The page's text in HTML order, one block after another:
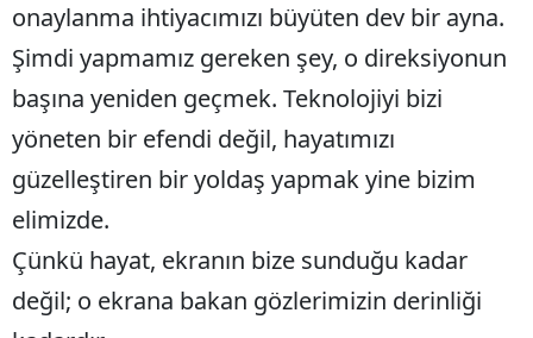
Aksaray
Bayburt
Karaman
Batman
onaylanma ihtiyacımızı büyüten dev bir ayna.
Şimdi yapmamız gereken şey, o direksiyonun
başına yeniden geçmek. Teknolojiyi bizi
yöneten bir efendi değil, hayatımızı
güzelleştiren bir yoldaş yapmak yine bizim
elimizde.
Çünkü hayat, ekranın bize sunduğu kadar
değil; o ekrana bakan gözlerimizin derinliği